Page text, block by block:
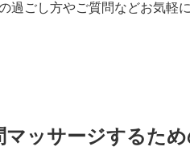
過ごし方やご質問などお気軽
ッサージするた